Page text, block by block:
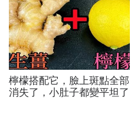
檸檬搭配它，臉上斑點全部
消失了，小肚子都變平坦了